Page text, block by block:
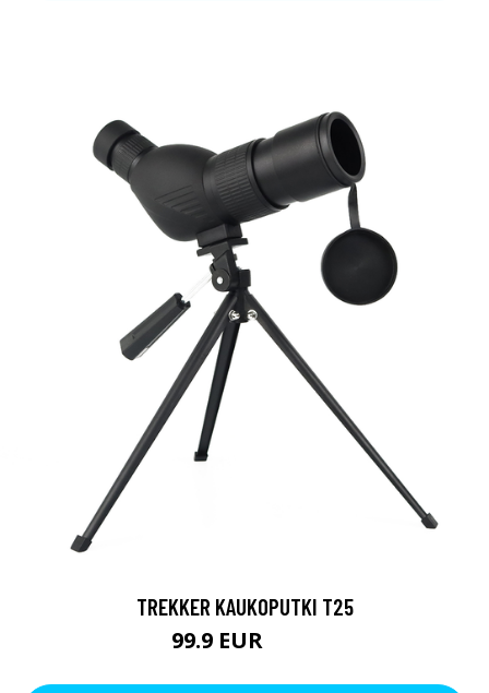
TREKKER KAUKOPUTKI T25
99.9 EUR